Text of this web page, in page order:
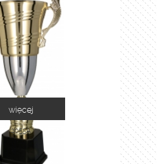
2055A
więcej